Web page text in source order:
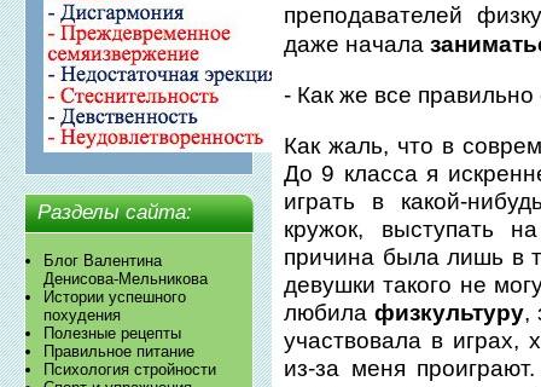
Разделы сайта:
Блог Валентина
Денисова-Мельникова
Истории успешного
похудения
Полезные рецепты
Правильное питание
Психология стройности
преподавателей
даже начала
- Как же все правильно
Как жаль, что в
До 9 класса я
играть в какой-
кружок, выступать
причина была лишь в
девушки такого не
любилафизкультуру,
участвовала в играх,
из-за меня